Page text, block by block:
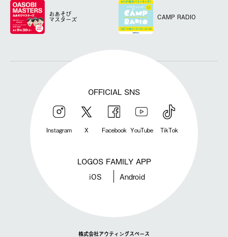
おあそび
マスターズ CAMP RADIO
OFFICIAL SNS
Instagram X Facebook YouTube TikTok
LOGOS FAMILY APP
iOS Android
株式会社アウティングスペース